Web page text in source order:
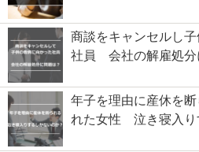
商談をキャンセルし
社員 会社の解雇処分
年子を理由に産休を
れた女性 泣き寝入り